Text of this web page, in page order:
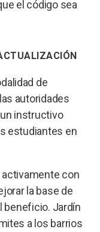
el código sea
de
autoridades
instructivo
estudiantes en
activamente con
la base de
beneficio. Jardín
a los barrios